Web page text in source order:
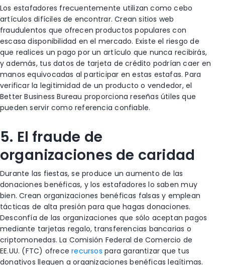
Los estafadores frecuentemente utilizan como cebo
artículos difíciles de encontrar. Crean sitios web
fraudulentos que ofrecen productos populares con
escasa disponibilidad en el mercado. Existe el riesgo de
que realices un pago por un artículo que nunca recibirás,
y además, tus datos de tarjeta de crédito podrían caer en
manos equivocadas al participar en estas estafas. Para
verificar la legitimidad de un producto o vendedor, el
Better Business Bureau proporciona reseñas útiles que
pueden servir como referencia confiable.
5. El fraude de
organizaciones de caridad
Durante las fiestas, se produce un aumento de las
donaciones benéficas, y los estafadores lo saben muy
bien. Crean organizaciones benéficas falsas y emplean
tácticas de alta presión para que hagas donaciones.
Desconfía de las organizaciones que sólo aceptan pagos
mediante tarjetas regalo, transferencias bancarias o
criptomonedas. La Comisión Federal de Comercio de
EE.UU. (FTC) ofrecerecursos para garantizar que tus
donativos lleguen a organizaciones benéficas legítimas.